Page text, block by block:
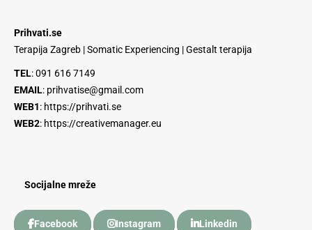
Prihvati.se
Terapija Zagreb | Somatic Experiencing | Gestalt terapija
TEL:091 616 7149
EMAIL: prihvatise@gmail.com
WEB1: https://prihvati.se
WEB2: https://creativemanager.eu
Socijalne mreže
Facebook Instagram Linkedin